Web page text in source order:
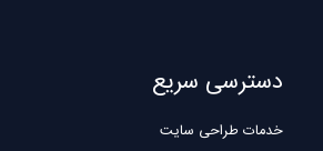
دسترسی سریع
خدمات طراحی سایت